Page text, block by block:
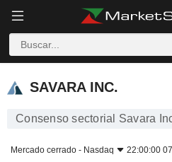
SAVARA INC.
SAVARA INC.
Consenso sectorial Savara
Mercado cerrado - Nasdaq 22:00:00